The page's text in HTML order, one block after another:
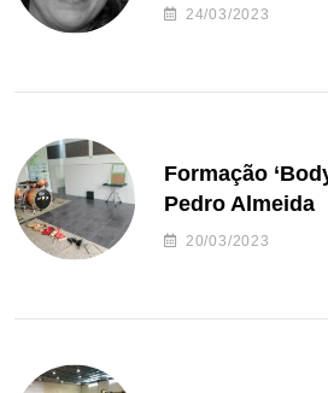
24/03/2023
Formação
Pedro Almeida
20/03/2023